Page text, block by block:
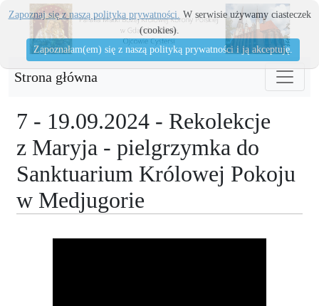
Strona główna
7 - 19.09.2024 - Rekolekcje
z Maryja - pielgrzymka do
Sanktuarium Królowej Pokoju
w Medjugorie
Zapoznaj się z naszą polityka prywatności. W serwisie używamy ciasteczek
(cookies).
Zapoznałam(em) się z naszą polityką prywatności i ją akceptuję.